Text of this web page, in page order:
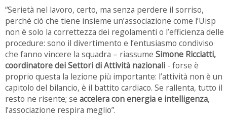
“Serietà nel lavoro, certo, ma senza perdere il sorriso,
perché ciò che tiene insieme un’associazione come l’Uisp
non è solo la correttezza dei regolamenti o l’efficienza delle
procedure: sono il divertimento e l’entusiasmo condiviso
che fanno vincere la squadra – riassume Simone Ricciatti,
coordinatore dei Settori di Attività nazionali - forse è
proprio questa la lezione più importante: l’attività non è un
capitolo del bilancio, è il battito cardiaco. Se rallenta, tutto il
resto ne risente; se accelera con energia e intelligenza,
l’associazione respira meglio”.